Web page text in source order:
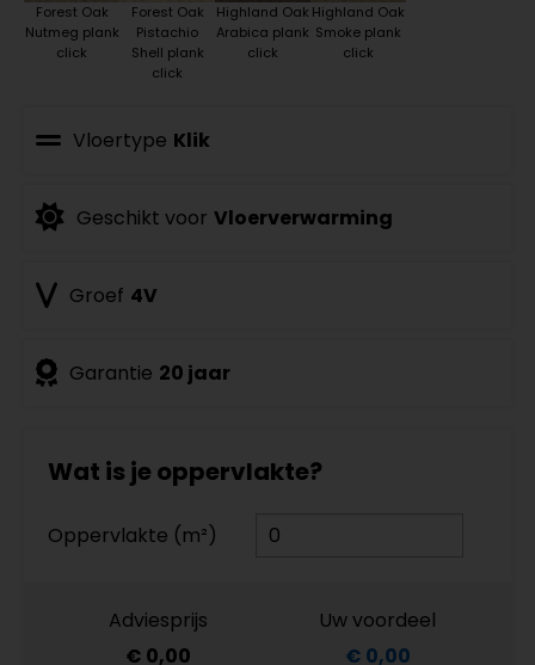
Forest Oak
Nutmeg plank
click
Forest Oak
Pistachio
Shell plank
click
Highland Oak
Arabica plank
click
Highland Oak
Smoke plank
click
Vloertype Klik
Geschikt voor Vloerverwarming
Groef 4V
Garantie 20 jaar
Wat is je oppervlakte?
Oppervlakte (m²)
Adviesprijs
€ 0,00
Uw voordeel
€ 0,00